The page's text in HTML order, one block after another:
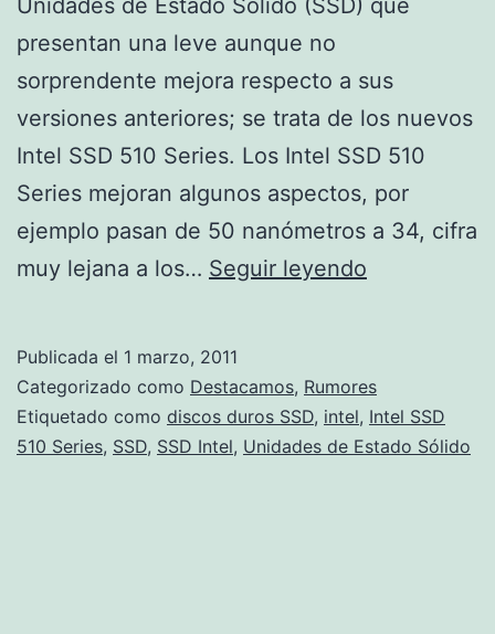
presentan una leve aunque no
sorprendente mejora respecto a sus
versiones anteriores; se trata de los nuevos
Intel SSD 510 Series. Los Intel SSD 510
Series mejoran algunos aspectos, por
ejemplo pasan de 50 nanómetros a 34, cifra
muy lejana a los… Seguir leyendo
nuevo
SSD
Publicada el 1 marzo, 2011
Categorizado como Destacamos, Rumores
Etiquetado como discos duros SSD, intel, Intel SSD
510 Series, SSD, SSD Intel, Unidades de Estado Sólido